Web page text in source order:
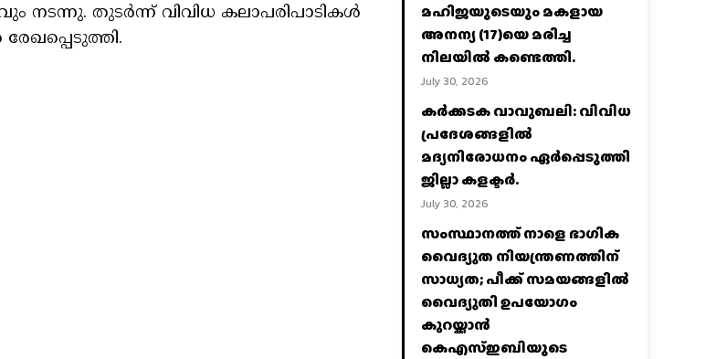
നടന്നു. തുടർന്ന് വിവിധ കലാപരിപാടികൾ
മഹിജയുടെയും മകളായ
അനന്യ (17)യെ മരിച്ച
നിലയിൽ കണ്ടെത്തി.
July 30, 2026
കര്‍ക്കടക വാവുബലി: വിവിധ
പ്രദേശങ്ങളില്‍
മദ്യനിരോധനം ഏര്‍പ്പെടുത്തി
ജില്ലാ കളക്ടര്‍.
July 30, 2026
സംസ്ഥാനത്ത് നാളെ ഭാഗിക
വൈദ്യുത നിയന്ത്രണത്തിന്
സാധ്യത; പീക്ക് സമയങ്ങളില്‍
വൈദ്യുതി ഉപയോഗം
കുറയ്ക്കാൻ
കെഎസ്‌ഇബിയുടെ